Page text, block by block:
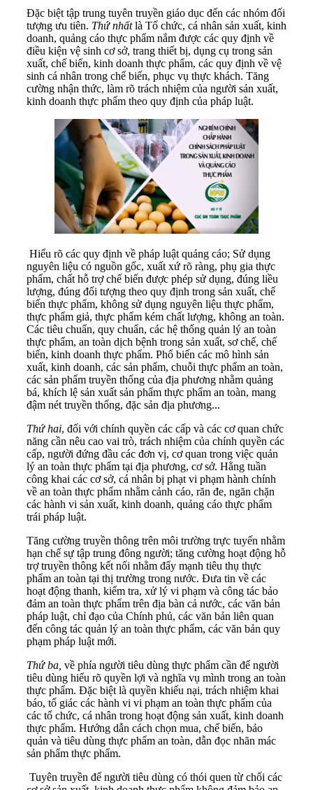
Đặc biệt tập trung tuyên truyền giáo dục đến các nhóm đối
tượng ưu tiên. Thứ nhấtlà Tổ chức, cá nhân sản xuất, kinh
doanh, quảng cáo thực phẩm nắm được các quy định về
điều kiện vệ sinh cơ sở, trang thiết bị, dụng cụ trong sản
xuất, chế biến, kinh doanh thực phẩm, các quy định về vệ
sinh cá nhân trong chế biến, phục vụ thực khách. Tăng
cường nhận thức, làm rõ trách nhiệm của người sản xuất,
kinh doanh thực phẩm theo quy định của pháp luật.
Hiểu rõ các quy định về pháp luật quảng cáo; Sử dụng
nguyên liệu có nguồn gốc, xuất xứ rõ ràng, phụ gia thực
phẩm, chất hỗ trợ chế biến được phép sử dụng, đúng liều
lượng, đúng đối tượng theo quy định trong sản xuất, chế
biến thực phẩm, không sử dụng nguyên liệu thực phẩm,
thực phẩm giả, thực phẩm kém chất lượng, không an toàn.
Các tiêu chuẩn, quy chuẩn, các hệ thống quản lý an toàn
thực phẩm, an toàn dịch bệnh trong sản xuất, sơ chế, chế
biến, kinh doanh thực phẩm. Phổ biến các mô hình sản
xuất, kinh doanh, các sản phẩm, chuỗi thực phẩm an toàn,
các sản phẩm truyền thống của địa phương nhằm quảng
bá, khích lệ sản xuất sản phẩm thực phẩm an toàn, mang
đậm nét truyền thống, đặc sản địa phương...
Thứ hai, đối với chính quyền các cấp và các cơ quan chức
năng cần nêu cao vai trò, trách nhiệm của chính quyền các
cấp, người đứng đầu các đơn vị, cơ quan trong việc quản
lý an toàn thực phẩm tại địa phương, cơ sở. Hằng tuần
công khai các cơ sở, cá nhân bị phạt vi phạm hành chính
về an toàn thực phẩm nhằm cảnh cáo, răn đe, ngăn chặn
các hành vi sản xuất, kinh doanh, quảng cáo thực phẩm
trái pháp luật.
Tăng cường truyền thông trên môi trường trực tuyến nhằm
hạn chế sự tập trung đông người; tăng cường hoạt động hỗ
trợ truyền thông kết nối nhằm đẩy mạnh tiêu thụ thực
phẩm an toàn tại thị trường trong nước. Đưa tin về các
hoạt động thanh, kiểm tra, xử lý vi phạm và công tác bảo
đảm an toàn thực phẩm trên địa bàn cả nước, các văn bản
pháp luật, chỉ đạo của Chính phủ, các văn bản liên quan
đến công tác quản lý an toàn thực phẩm, các văn bản quy
phạm pháp luật mới.
Thứ ba, về phía người tiêu dùng thực phẩm cần để người
tiêu dùng hiểu rõ quyền lợi và nghĩa vụ mình trong an toàn
thực phẩm. Đặc biệt là quyền khiếu nại, trách nhiệm khai
báo, tố giác các hành vi vi phạm an toàn thực phẩm của
các tổ chức, cá nhân trong hoạt động sản xuất, kinh doanh
thực phẩm. Hướng dẫn cách chọn mua, chế biến, bảo
quản và tiêu dùng thực phẩm an toàn, dẫn đọc nhãn mác
sản phẩm thực phẩm.
Tuyên truyền để người tiêu dùng có thói quen từ chối các